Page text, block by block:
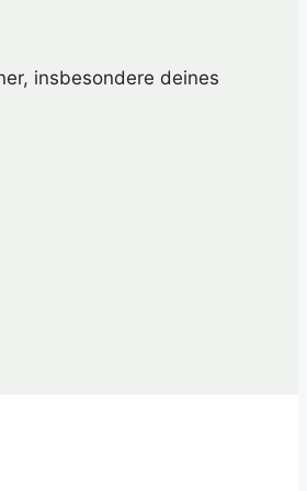
insbesondere deines